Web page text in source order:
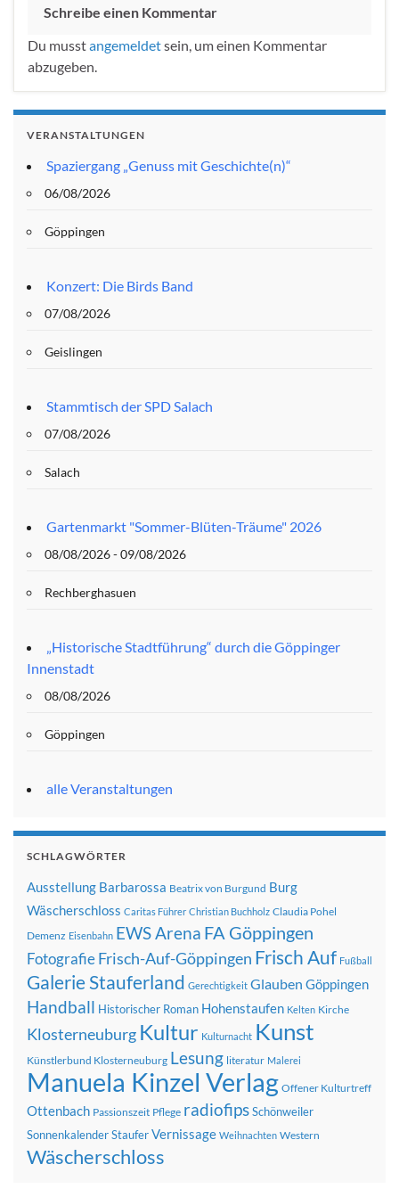
Schreibe einen Kommentar
Du musstangemeldetsein, um einen Kommentar
abzugeben.
VERANSTALTUNGEN
Spaziergang „Genuss mit Geschichte(n)“
06/08/2026
Göppingen
Konzert: Die Birds Band
07/08/2026
Geislingen
Stammtisch der SPD Salach
07/08/2026
Salach
Gartenmarkt "Sommer-Blüten-Träume" 2026
08/08/2026 - 09/08/2026
Rechberghasuen
„Historische Stadtführung“ durch die Göppinger
Innenstadt
08/08/2026
Göppingen
alle Veranstaltungen
SCHLAGWÖRTER
Ausstellung Barbarossa Beatrix von Burgund Burg
Wäscherschloss Caritas Führer Christian Buchholz Claudia Pohel
Demenz Eisenbahn EWS Arena FA Göppingen
FotografieFrisch-Auf-Göppingen Frisch Auf Fußball
Galerie Stauferland Gerechtigkeit Glauben Göppingen
Handball Historischer Roman Hohenstaufen Kelten Kirche
Klosterneuburg Kultur Kulturnacht Kunst
Künstlerbund Klosterneuburg Lesung literatur Malerei
Manuela Kinzel Verlag Offener Kulturtreff
Ottenbach Passionszeit Pflege radiofipsSchönweiler
SonnenkalenderStauferVernissage Weihnachten Western
Wäscherschloss